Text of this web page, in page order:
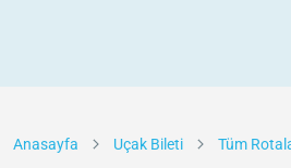
Anasayfa Uçak Bileti Tüm